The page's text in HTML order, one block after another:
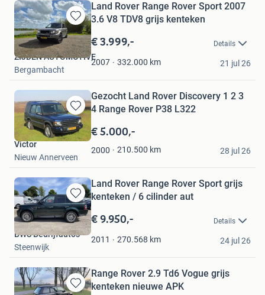
Bewaren
in
Mijn
Favorieten
Land Rover Range Rover Sport 2007
3.6 V8 TDV8 grijs kenteken
€ 3.999,- Details
2007 332.000 km
ZIJDEN AUTOMOTIVE
Bergambacht
21 jul 26
Bewaren
in
Mijn
Favorieten
Gezocht Land Rover Discovery 1 2 3
4 Range Rover P38 L322
€ 5.000,-
2000 210.500 km
Victor
Nieuw Annerveen
28 jul 26
Bewaren
in
Mijn
Favorieten
Land Rover Range Rover Sport grijs
kenteken / 6 cilinder aut
€ 9.950,- Details
2011 270.568 km
BWS Bedrijfauto's
Steenwijk
24 jul 26
Range Rover 2.9 Td6 Vogue grijs
kenteken nieuwe APK